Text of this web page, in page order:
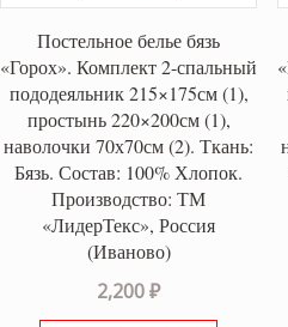
Постельное белье бязь
«Горох». Комплект 2-спальный
пододеяльник 215×175см (1),
простынь 220×200см (1),
наволочки 70х70см (2). Ткань:
Бязь. Состав: 100% Хлопок.
Производство: ТМ
«ЛидерТекс», Россия
(Иваново)
2,200₽